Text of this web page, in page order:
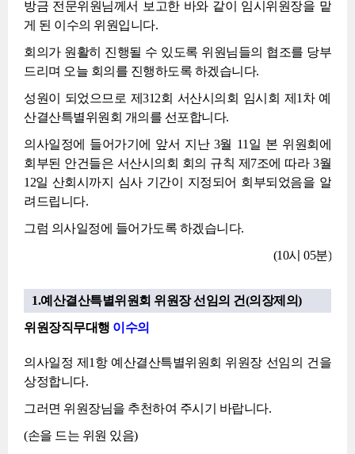
방금 전문위원님께서 보고한 바와 같이 임시위원장을 맡
게 된 이수의 위원입니다.
회의가 원활히 진행될 수 있도록 위원님들의 협조를 당부
드리며 오늘 회의를 진행하도록 하겠습니다.
성원이 되었으므로 제312회 서산시의회 임시회 제1차 예
산결산특별위원회 개의를 선포합니다.
의사일정에 들어가기에 앞서 지난 3월 11일 본 위원회에
회부된 안건들은 서산시의회 회의 규칙 제7조에 따라 3월
12일 산회시까지 심사 기간이 지정되어 회부되었음을 알
려드립니다.
그럼 의사일정에 들어가도록 하겠습니다.
(10시 05분)
1.예산결산특별위원회 위원장 선임의 건(의장제의)
위원장직무대행 이수의
의사일정 제1항 예산결산특별위원회 위원장 선임의 건을
상정합니다.
그러면 위원장님을 추천하여 주시기 바랍니다.
(손을 드는 위원 있음)